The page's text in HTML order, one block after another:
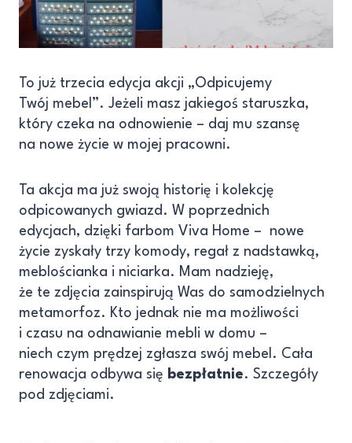
To już trzecia edycja akcji „Odpicujemy
Twój mebel”. Jeżeli masz jakiegoś staruszka,
który czeka na odnowienie – daj mu szansę
na nowe życie w mojej pracowni.
Ta akcja ma już swoją historię i kolekcję
odpicowanych gwiazd. W poprzednich
edycjach, dzięki farbom Viva Home – nowe
życie zyskały trzy komody, regał z nadstawką,
meblościanka i niciarka. Mam nadzieję,
że te zdjęcia zainspirują Was do samodzielnych
metamorfoz. Kto jednak nie ma możliwości
i czasu na odnawianie mebli w domu –
niech czym prędzej zgłasza swój mebel. Cała
renowacja odbywa się bezpłatnie. Szczegóły
pod zdjęciami.